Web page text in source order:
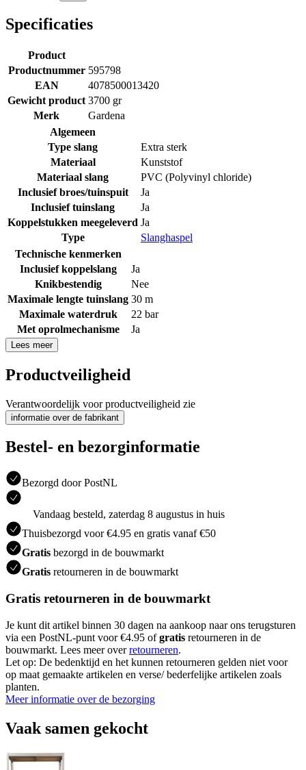
Specificaties
Product
Productnummer 595798
EAN
4078500013420
Gewicht product 3700 gr
Merk
Gardena
Algemeen
Type slang
Extra sterk
Materiaal
Kunststof
Materiaal slang
PVC (Polyvinyl chloride)
Inclusief broes/tuinspuit
Ja
Inclusief tuinslang
Ja
Koppelstukken meegeleverd Ja
Type
Slanghaspel
Technische kenmerken
Inclusief koppelslang
Ja
Knikbestendig
Nee
Maximale lengte tuinslang 30 m
Maximale waterdruk
22 bar
Met oprolmechanisme
Ja
Lees meer
Productveiligheid
Verantwoordelijk voor productveiligheid zie
informatie over de fabrikant
Bestel- en bezorginformatie
Bezorgd door PostNL
Vandaag besteld, zaterdag 8 augustus in huis
Thuisbezorgd voor €4.95 en gratis vanaf €50
Gratis bezorgd in de bouwmarkt
Gratis retourneren in de bouwmarkt
Gratis retourneren in de bouwmarkt
Je kunt dit artikel binnen 30 dagen na aankoop naar ons terugsturen
via een PostNL-punt voor €4.95 ofgratis retourneren in de
bouwmarkt. Lees meer overretourneren.
Let op: De bedenktijd en het kunnen retourneren gelden niet voor
op maat gemaakte artikelen en verse/ bederfelijke artikelen zoals
planten.
Meer informatie over de bezorging
Vaak samen gekocht